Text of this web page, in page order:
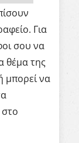
Για
σου να
θέμα της
μπορεί να